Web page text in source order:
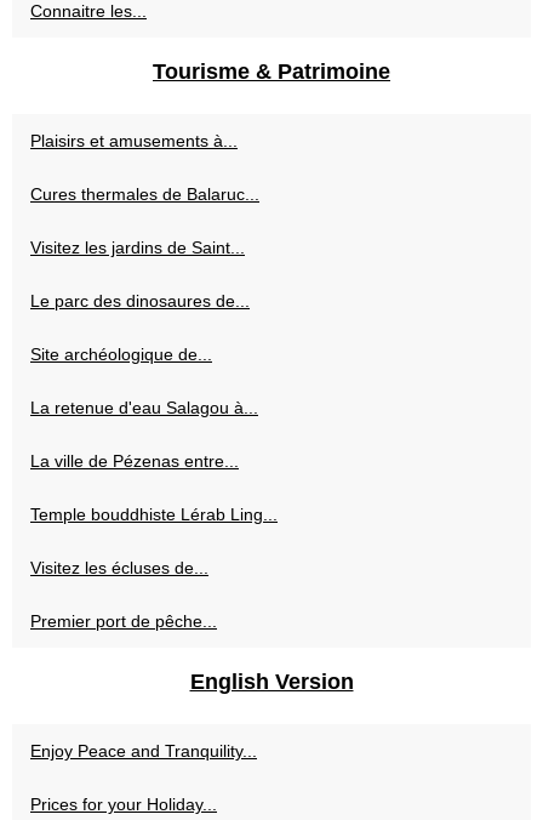
Connaitre les...
Tourisme & Patrimoine
Plaisirs et amusements à...
Cures thermales de Balaruc...
Visitez les jardins de Saint...
Le parc des dinosaures de...
Site archéologique de...
La retenue d'eau Salagou à...
La ville de Pézenas entre...
Temple bouddhiste Lérab Ling...
Visitez les écluses de...
Premier port de pêche...
English Version
Enjoy Peace and Tranquility...
Prices for your Holiday...